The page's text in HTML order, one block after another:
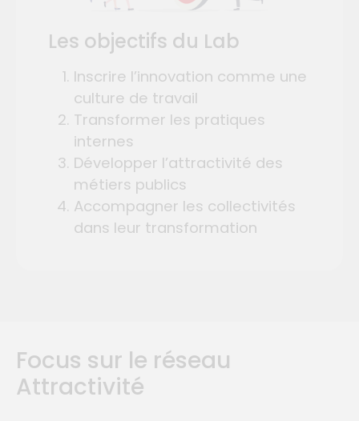
Les objectifs du Lab
Inscrire l’innovation comme une
culture de travail
Transformer les pratiques
internes
Développer l’attractivité des
métiers publics
Accompagner les collectivités
dans leur transformation
Focus sur le réseau
Attractivité